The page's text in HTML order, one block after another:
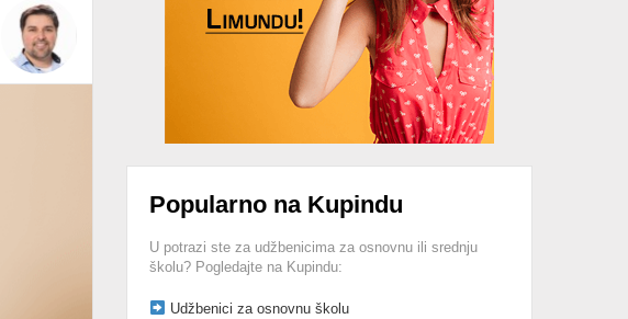
Popularno na Kupindu
U potrazi ste za udžbenicima za osnovnu ili srednju
školu? Pogledajte na Kupindu:
Udžbenici za osnovnu školu